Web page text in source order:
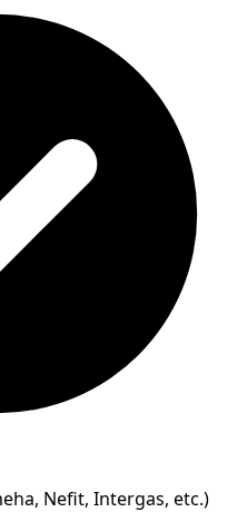
Nefit, Intergas, etc.)